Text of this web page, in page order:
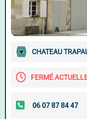
CHATEAU
FERMÉ